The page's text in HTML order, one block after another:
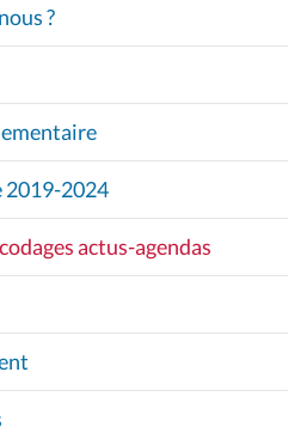
?
2019-2024
actus-agendas